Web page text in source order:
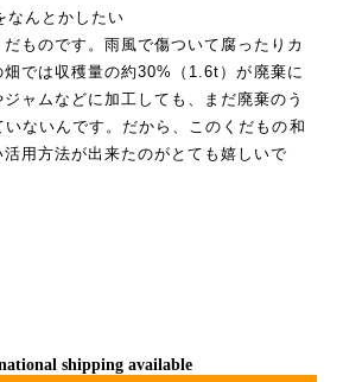
なんとかしたい
ものです。雨風で傷ついて腐ったりカ
畑では収穫量の約30%（1.6t）が廃棄に
ャムなどに加工しても、まだ廃棄のう
ないんです。だから、このくだもの和
用方法が出来たのがとても嬉しいで
shipping available